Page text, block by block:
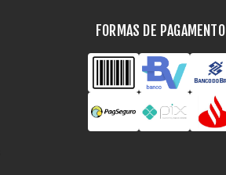
FORMAS DE PAGAMENTO